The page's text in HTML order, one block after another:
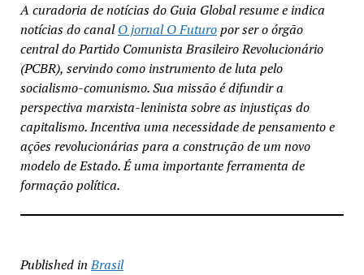
A curadoria de notícias do Guia Global resume e indica
notícias do canalO jornal O Futuropor ser o órgão
central do Partido Comunista Brasileiro Revolucionário
(PCBR), servindo como instrumento de luta pelo
socialismo-comunismo. Sua missão é difundir a
perspectiva marxista-leninista sobre as injustiças do
capitalismo. Incentiva uma necessidade de pensamento e
ações revolucionárias para a construção de um novo
modelo de Estado. É uma importante ferramenta de
formação política.
Published in Brasil